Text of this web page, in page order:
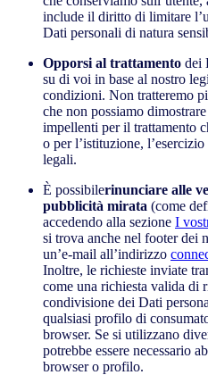
include il diritto di limitare
Dati personali di natura
Opporsi al trattamento dei
su di voi in base al nostro
condizioni. Non tratteremo
che non possiamo
impellenti per il trattamento
o per l’istituzione,
legali.
È possibilerinunciare alle
pubblicità mirata (come
accedendo alla sezione I
si trova anche nel footer dei
un’e-mail all’indirizzo
Inoltre, le richieste inviate
come una richiesta valida di
condivisione dei Dati
qualsiasi profilo di
browser. Se si utilizzano
potrebbe essere necessario
browser o profilo.